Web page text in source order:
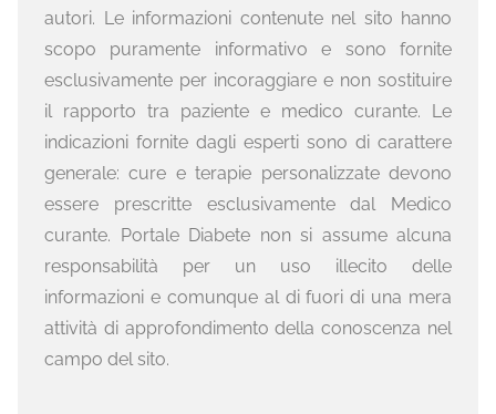
autori. Le informazioni contenute nel sito hanno
scopo puramente informativo e sono fornite
esclusivamente per incoraggiare e non sostituire
il rapporto tra paziente e medico curante. Le
indicazioni fornite dagli esperti sono di carattere
generale: cure e terapie personalizzate devono
essere prescritte esclusivamente dal Medico
curante. Portale Diabete non si assume alcuna
responsabilità per un uso illecito delle
informazioni e comunque al di fuori di una mera
attività di approfondimento della conoscenza nel
campo del sito.